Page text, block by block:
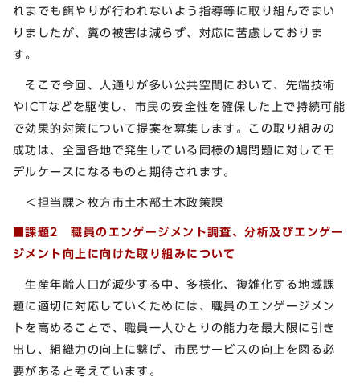
れまでも餌やりが行われないよう指導等に取り組んでまい
りましたが、糞の被害は減らず、対応に苦慮しておりま
す。
そこで今回、人通りが多い公共空間において、先端技術
やICTなどを駆使し、市民の安全性を確保した上で持続可能
で効果的対策について提案を募集します。この取り組みの
成功は、全国各地で発生している同様の鳩問題に対してモ
デルケースになるものと期待されます。
＜担当課＞枚方市土木部土木政策課
■課題2職員のエンゲージメント調査、分析及びエンゲー
ジメント向上に向けた取り組みについて
生産年齢人口が減少する中、多様化、複雑化する地域課
題に適切に対応していくためには、職員のエンゲージメン
トを高めることで、職員一人ひとりの能力を最大限に引き
出し、組織力の向上に繋げ、市民サービスの向上を図る必
要があると考えています。